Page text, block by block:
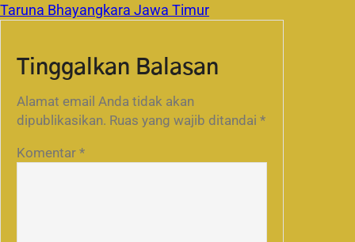
Taruna Bhayangkara Jawa Timur
Tinggalkan Balasan
Alamat email Anda tidak akan
dipublikasikan. Ruas yang wajib ditandai *
Komentar *